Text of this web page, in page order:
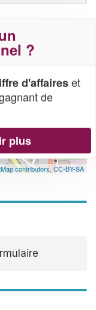
contributors, CC-BY-SA
?
d'affaireset
de
plus